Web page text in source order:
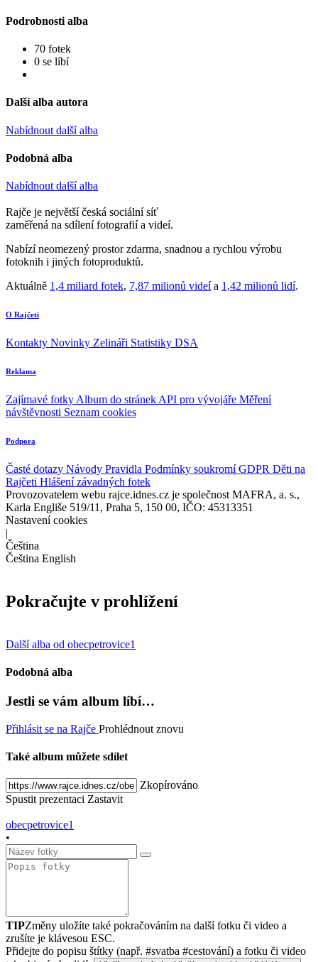
Podrobnosti alba
70 fotek
0 se líbí
Další alba autora
Nabídnout další alba
Podobná alba
Nabídnout další alba
Rajče je největší česká sociální síť
zaměřená na sdílení fotografií a videí.
Nabízí neomezený prostor zdarma, snadnou a rychlou výrobu
fotoknih i jiných fotoproduktů.
Aktuálně 1,4 miliard fotek, 7,87 milionů videía 1,42 milionů lidí.
O Rajčeti
Kontakty Novinky Zelináři Statistiky DSA
Reklama
Zajímavé fotky Album do stránek API pro vývojáře Měření
návštěvnosti Seznam cookies
Podpora
Časté dotazy Návody Pravidla Podmínky soukromíGDPR Děti na
Rajčeti Hlášení závadných fotek
Provozovatelem webu rajce.idnes.cz je společnost MAFRA, a. s.,
Karla Engliše 519/11, Praha 5, 150 00, IČO: 45313351
Nastavení cookies
|
Čeština
Čeština English
Pokračujte v prohlížení
Další alba od obecpetrovice1
Podobná alba
Jestli se vám album líbí…
Přihlásit se na Rajče Prohlédnout znovu
Také album můžete sdílet
Zkopírováno
Spustit prezentaci Zastavit
obecpetrovice1
•
TIPZměny uložíte také pokračováním na další fotku či video a
zrušíte je klávesou ESC.
Přidejte do popisu štítky (např. #svatba #cestování) a fotku či video